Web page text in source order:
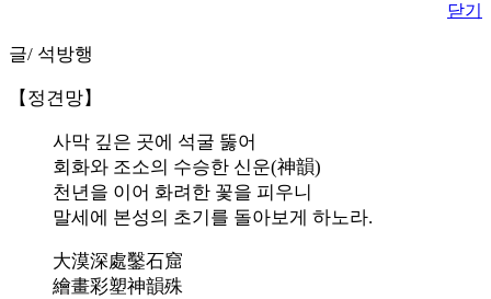
닫기
글/ 석방행
【정견망】
사막 깊은 곳에 석굴 뚫어
회화와 조소의 수승한 신운(神韻)
천년을 이어 화려한 꽃을 피우니
말세에 본성의 초기를 돌아보게 하노라.
大漠深處鑿石窟
繪畫彩塑神韻殊